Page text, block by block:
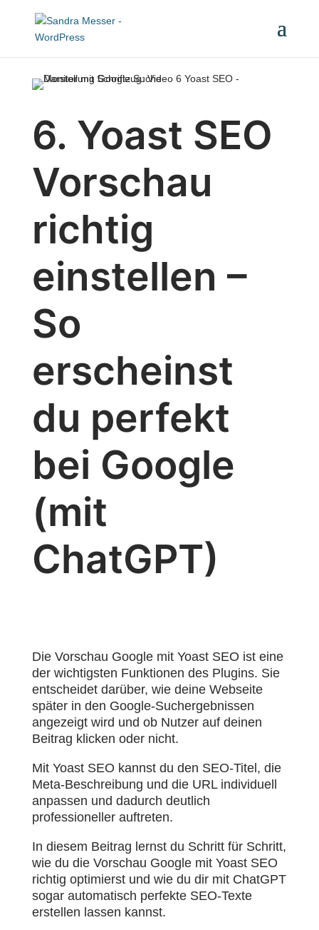
6. Yoast SEO
Vorschau
richtig
einstellen –
So
erscheinst
du perfekt
bei Google
(mit
ChatGPT)
Die Vorschau Google mit Yoast SEO ist eine
der wichtigsten Funktionen des Plugins. Sie
entscheidet darüber, wie deine Webseite
später in den Google-Suchergebnissen
angezeigt wird und ob Nutzer auf deinen
Beitrag klicken oder nicht.
Mit Yoast SEO kannst du den SEO-Titel, die
Meta-Beschreibung und die URL individuell
anpassen und dadurch deutlich
professioneller auftreten.
In diesem Beitrag lernst du Schritt für Schritt,
wie du die Vorschau Google mit Yoast SEO
richtig optimierst und wie du dir mit ChatGPT
sogar automatisch perfekte SEO-Texte
erstellen lassen kannst.